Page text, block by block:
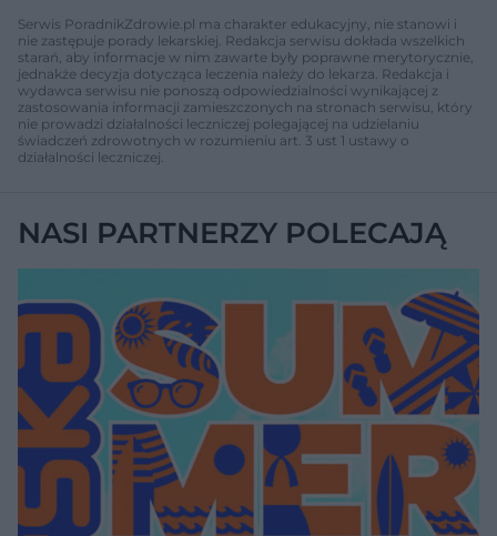
Serwis PoradnikZdrowie.pl ma charakter edukacyjny, nie stanowi i
nie zastępuje porady lekarskiej. Redakcja serwisu dokłada wszelkich
starań, aby informacje w nim zawarte były poprawne merytorycznie,
jednakże decyzja dotycząca leczenia należy do lekarza. Redakcja i
wydawca serwisu nie ponoszą odpowiedzialności wynikającej z
zastosowania informacji zamieszczonych na stronach serwisu, który
nie prowadzi działalności leczniczej polegającej na udzielaniu
świadczeń zdrowotnych w rozumieniu art. 3 ust 1 ustawy o
działalności leczniczej.
NASI PARTNERZY POLECAJĄ